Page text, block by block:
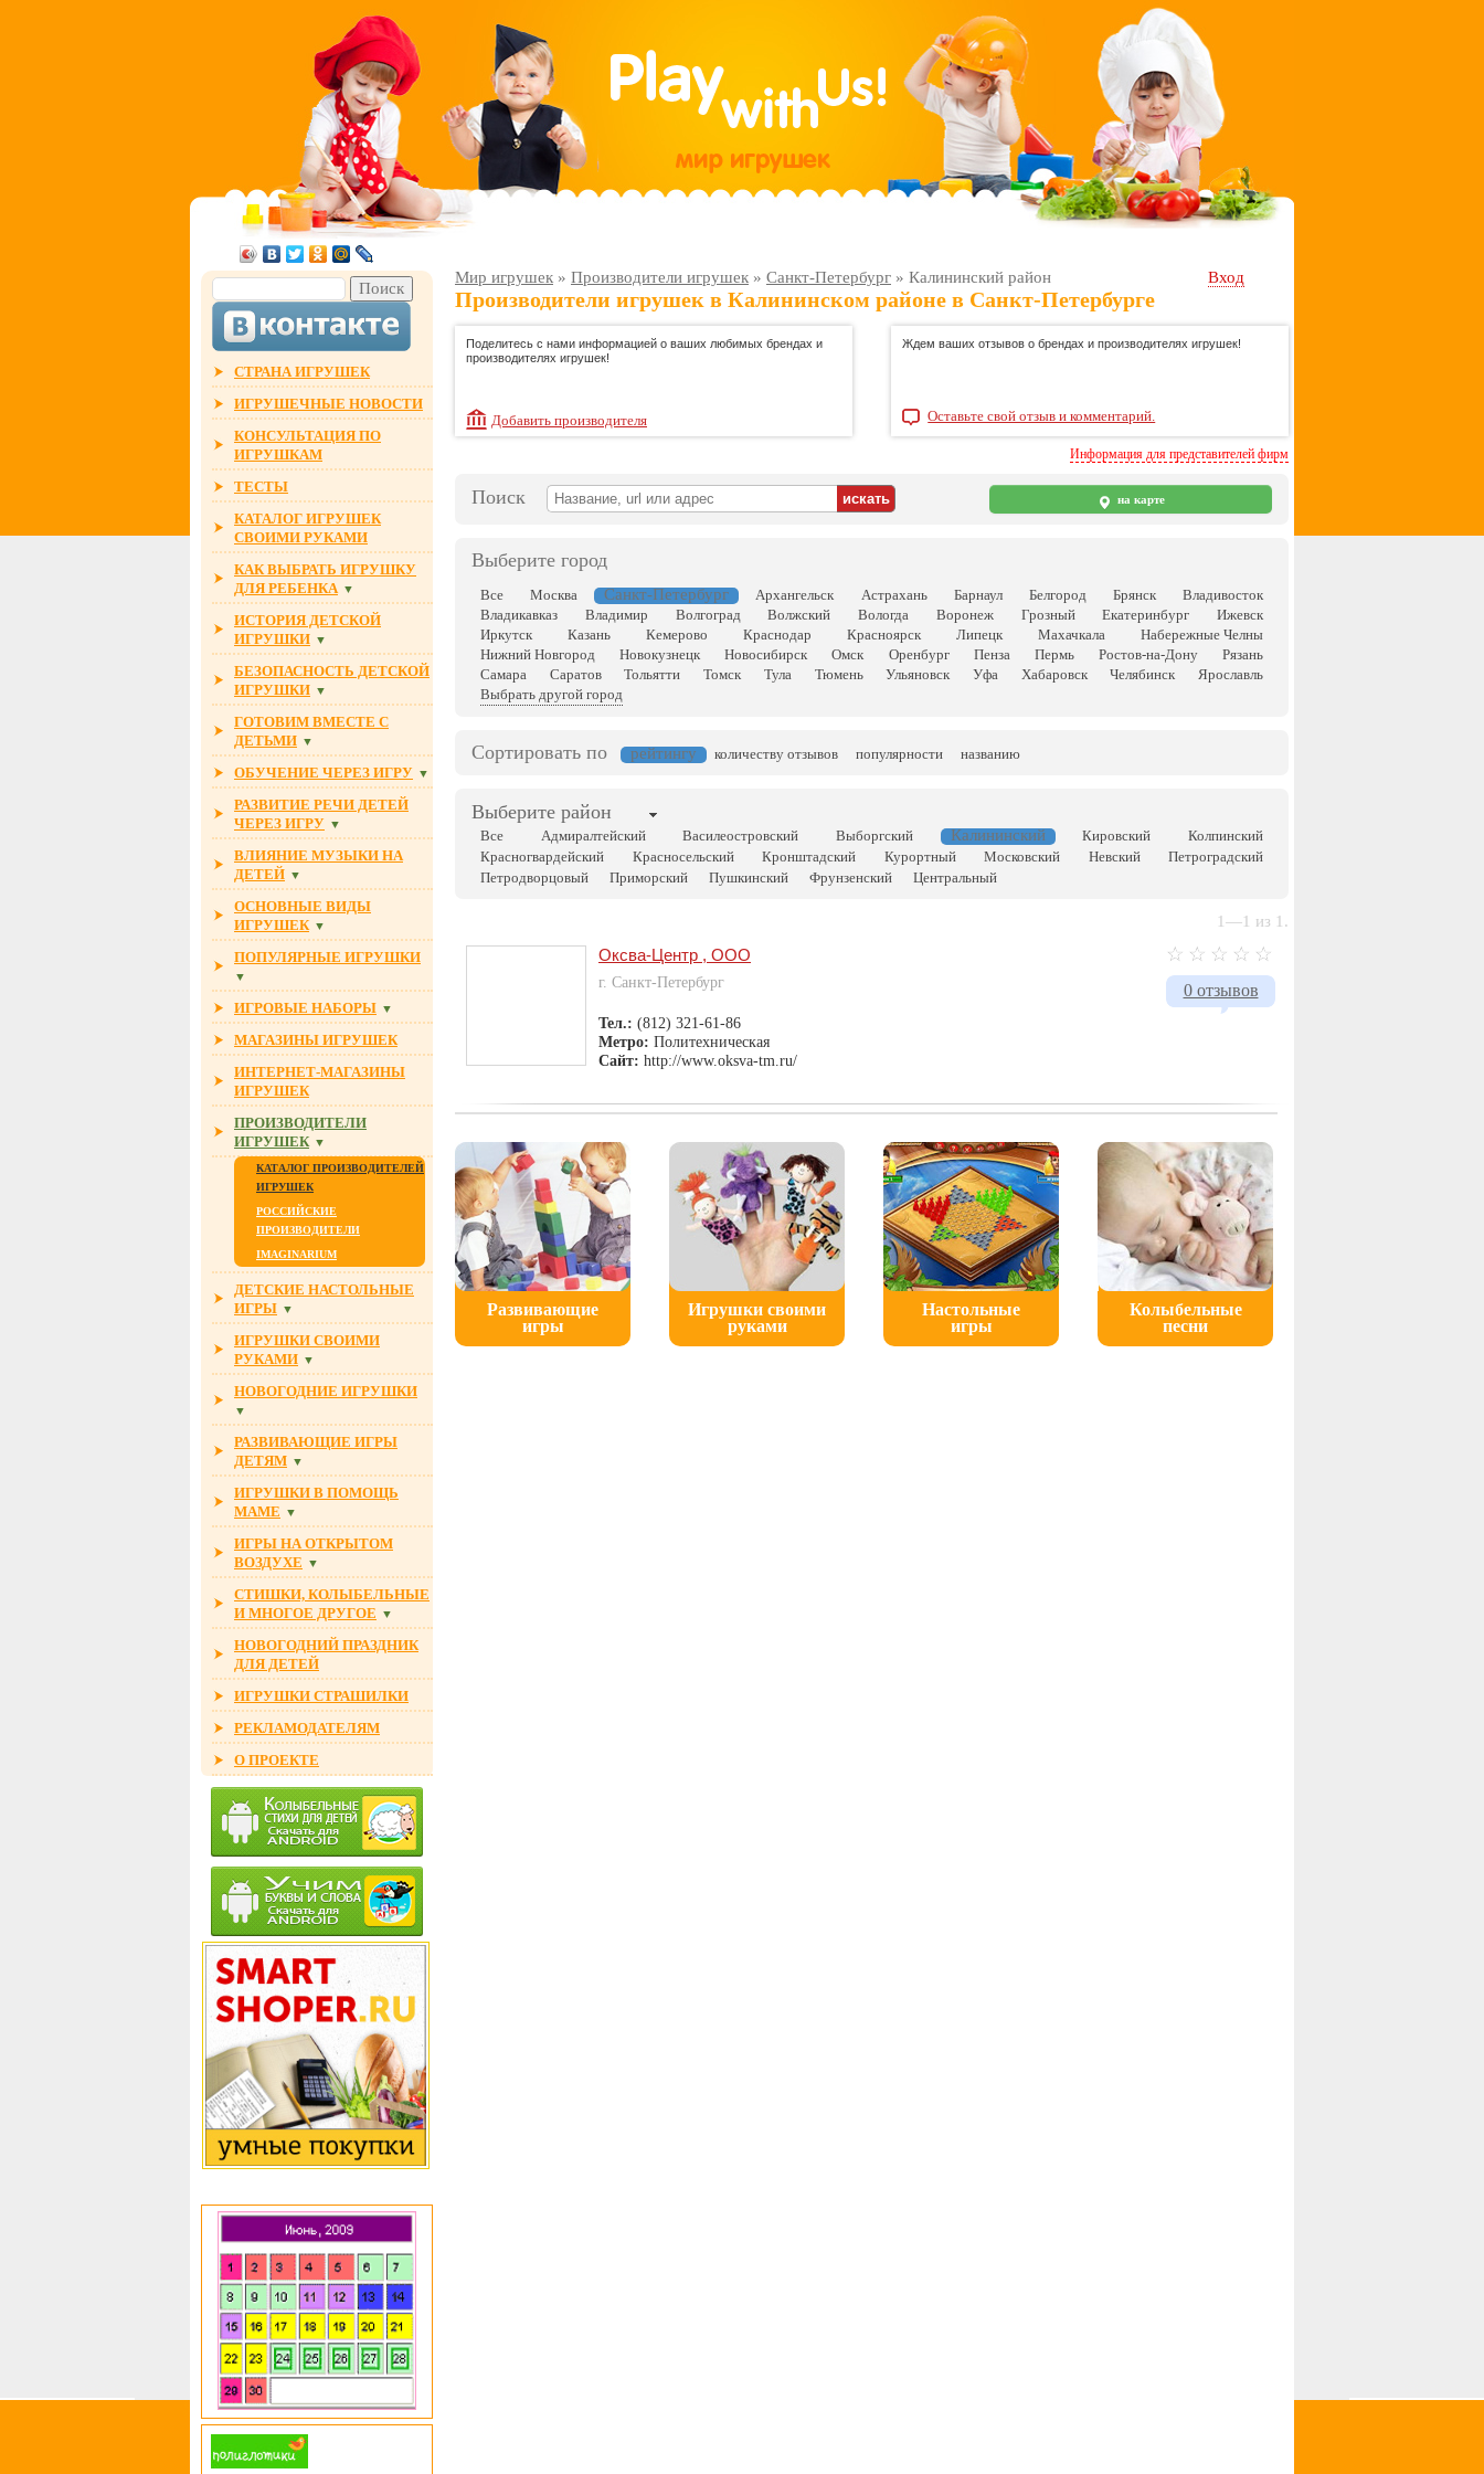
СТРАНА ИГРУШЕК
ИГРУШЕЧНЫЕ НОВОСТИ
КОНСУЛЬТАЦИЯ ПО
ИГРУШКАМ
ТЕСТЫ
КАТАЛОГ ИГРУШЕК
СВОИМИ РУКАМИ
КАК ВЫБРАТЬ ИГРУШКУ
ДЛЯ РЕБЕНКА ▼
ИСТОРИЯ ДЕТСКОЙ
ИГРУШКИ ▼
БЕЗОПАСНОСТЬ ДЕТСКОЙ
ИГРУШКИ ▼
ГОТОВИМ ВМЕСТЕ С
ДЕТЬМИ ▼
ОБУЧЕНИЕ ЧЕРЕЗ ИГРУ ▼
РАЗВИТИЕ РЕЧИ ДЕТЕЙ
ЧЕРЕЗ ИГРУ ▼
ВЛИЯНИЕ МУЗЫКИ НА
ДЕТЕЙ ▼
ОСНОВНЫЕ ВИДЫ
ИГРУШЕК ▼
ПОПУЛЯРНЫЕ ИГРУШКИ
▼
ИГРОВЫЕ НАБОРЫ ▼
МАГАЗИНЫ ИГРУШЕК
ИНТЕРНЕТ-МАГАЗИНЫ
ИГРУШЕК
ПРОИЗВОДИТЕЛИ
ИГРУШЕК ▼
КАТАЛОГ ПРОИЗВОДИТЕЛЕЙ
ИГРУШЕК
РОССИЙСКИЕ
ПРОИЗВОДИТЕЛИ
IMAGINARIUM
ДЕТСКИЕ НАСТОЛЬНЫЕ
ИГРЫ ▼
ИГРУШКИ СВОИМИ
РУКАМИ ▼
НОВОГОДНИЕ ИГРУШКИ
▼
РАЗВИВАЮЩИЕ ИГРЫ
ДЕТЯМ ▼
ИГРУШКИ В ПОМОЩЬ
МАМЕ ▼
ИГРЫ НА ОТКРЫТОМ
ВОЗДУХЕ ▼
СТИШКИ, КОЛЫБЕЛЬНЫЕ
И МНОГОЕ ДРУГОЕ ▼
НОВОГОДНИЙ ПРАЗДНИК
ДЛЯ ДЕТЕЙ
ИГРУШКИ СТРАШИЛКИ
РЕКЛАМОДАТЕЛЯМ
О ПРОЕКТЕ
Мир игрушек » Производители игрушек » Санкт-Петербург » Калининский район Вход
Производители игрушек в Калининском районе в Санкт-Петербурге
Поделитесь с нами информацией о ваших любимых брендах и
производителях игрушек!
Добавить производителя
Ждем ваших отзывов о брендах и производителях игрушек!
Оставьте свой отзыв и комментарий.
Информация для представителей фирм
Поиск на карте
Выберите город
Все Москва Санкт-Петербург Архангельск Астрахань Барнаул Белгород Брянск
Владивосток
Владикавказ
Владимир Волгоград Волжский Вологда Воронеж Грозный Екатеринбург
Ижевск
Иркутск
Казань Кемерово Краснодар Красноярск Липецк Махачкала
Набережные Челны
Нижний Новгород
Новокузнецк Новосибирск Омск Оренбург Пенза Пермь Ростов-на-Дону
Рязань
Самара
Саратов Тольятти Томск Тула Тюмень Ульяновск Уфа Хабаровск Челябинск
Ярославль
Выбрать другой город
Сортировать по рейтингу количеству отзывов популярности названию
Выберите район
Все Адмиралтейский Василеостровский Выборгский Калининский Кировский
Колпинский
Красногвардейский
Красносельский Кронштадский Курортный Московский Невский
Петроградский
Петродворцовый
Приморский Пушкинский Фрунзенский Центральный
1—1 из 1.
0 отзывов
Оксва-Центр , ООО
г. Санкт-Петербург
Тел.: (812) 321-61-86
Метро: Политехническая
Сайт: http://www.oksva-tm.ru/
Развивающие
игры
Игрушки своими
руками
Настольные
игры
Колыбельные
песни